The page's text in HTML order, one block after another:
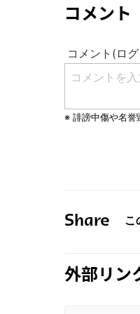
コメント
Share
外部リン